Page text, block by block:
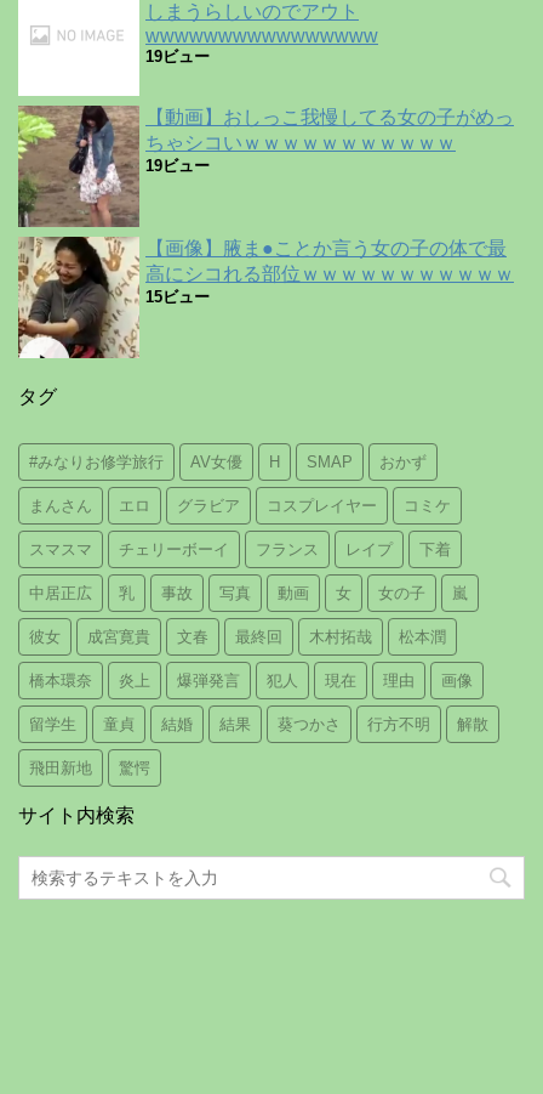
しまうらしいのでアウト
wwwwwwwwwwwwwwww
19ビュー
【動画】おしっこ我慢してる女の子がめっ
ちゃシコいｗｗｗｗｗｗｗｗｗｗｗ
19ビュー
【画像】腋ま●ことか言う女の子の体で最
高にシコれる部位ｗｗｗｗｗｗｗｗｗｗｗ
15ビュー
タグ
#みなりお修学旅行 AV女優 H SMAP おかず
まんさん エロ グラビア コスプレイヤー コミケ
スマスマ チェリーボーイ フランス レイプ 下着
中居正広 乳 事故 写真 動画 女 女の子 嵐
彼女 成宮寛貴 文春 最終回 木村拓哉 松本潤
橋本環奈 炎上 爆弾発言 犯人 現在 理由 画像
留学生 童貞 結婚 結果 葵つかさ 行方不明 解散
飛田新地 驚愕
サイト内検索